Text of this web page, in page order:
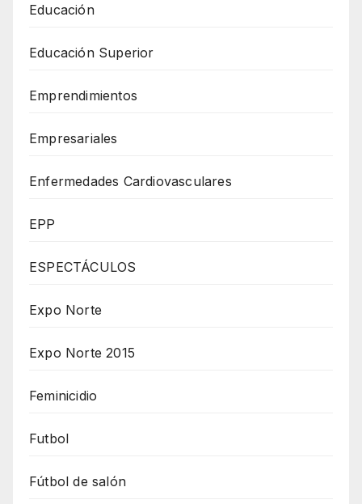
Educación
Educación Superior
Emprendimientos
Empresariales
Enfermedades Cardiovasculares
EPP
ESPECTÁCULOS
Expo Norte
Expo Norte 2015
Feminicidio
Futbol
Fútbol de salón